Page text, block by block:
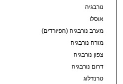
נורבגיה
אוסלו
מערב נורבגיה (הפיורדים)
מזרח נורבגיה
צפון נורבגיה
דרום נורבגיה
טרנדלוג